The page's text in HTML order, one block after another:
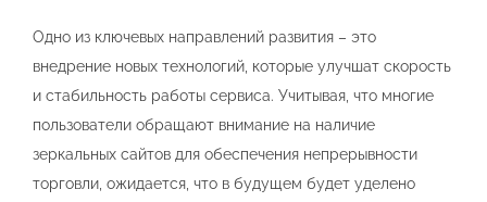
Одно из ключевых направлений развития – это
внедрение новых технологий, которые улучшат скорость
и стабильность работы сервиса. Учитывая, что многие
пользователи обращают внимание на наличие
зеркальных сайтов для обеспечения непрерывности
торговли, ожидается, что в будущем будет уделено